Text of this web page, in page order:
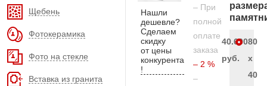
Щебень
Фотокерамика
Фото на стекле
Вставка из гранита
Нашли
дешевле?
Сделаем
скидку
от цены
конкурента
!
– При
полной
оплате
заказа
– 2 %
–
40.600
руб.
80
x
40